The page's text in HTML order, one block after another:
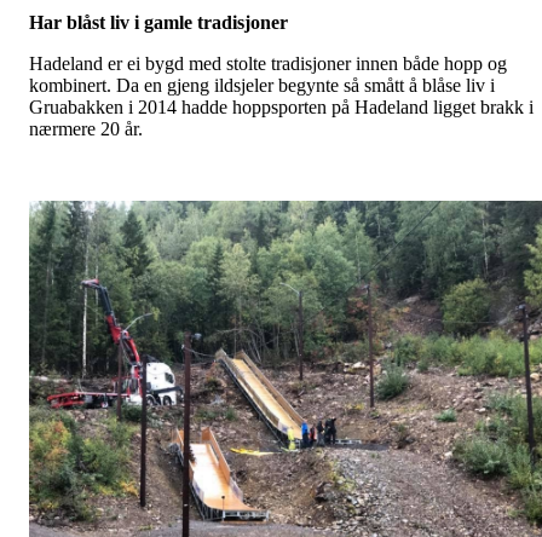
Har blåst liv i gamle tradisjoner
Hadeland er ei bygd med stolte tradisjoner innen både hopp og
kombinert. Da en gjeng ildsjeler begynte så smått å blåse liv i
Gruabakken i 2014 hadde hoppsporten på Hadeland ligget brakk i
nærmere 20 år.